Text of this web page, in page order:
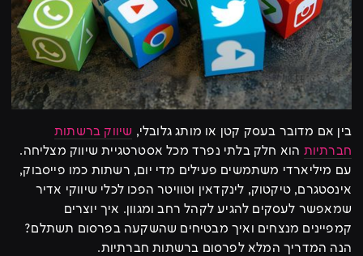
בין אם מדובר בעסק קטן או מותג גלובלי, שיווק ברשתות
חברתיות הוא חלק בלתי נפרד מכל אסטרטגיית שיווק מצליחה.
עם מיליארדי משתמשים פעילים מדי יום, רשתות כמו פייסבוק,
אינסטגרם, טיקטוק, לינקדאין וטוויטר הפכו לכלי שיווקי אדיר
שמאפשר לעסקים להגיע לקהל רחב ומגוון. איך יוצרים
קמפיינים מנצחים ואיך מבטיחים שהשקעה בפרסום תשתלם?
הנה המדריך המלא לפרסום ברשתות חברתיות.